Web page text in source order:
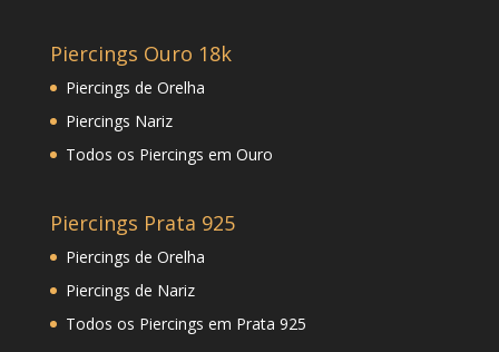
Piercings Ouro 18k
Piercings de Orelha
Piercings Nariz
Todos os Piercings em Ouro
Piercings Prata 925
Piercings de Orelha
Piercings de Nariz
Todos os Piercings em Prata 925